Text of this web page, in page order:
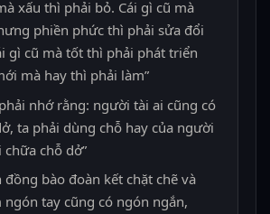
xấu thì phải bỏ. Cái gì cũ mà
phiền phức thì phải sửa đổi
gì cũ mà tốt thì phải phát triển
mà hay thì phải làm”
nhớ rằng: người tài ai cũng có
ta phải dùng chỗ hay của người
chỗ dở”
đồng bào đoàn kết chặt chẽ và
ngón tay cũng có ngón ngắn,